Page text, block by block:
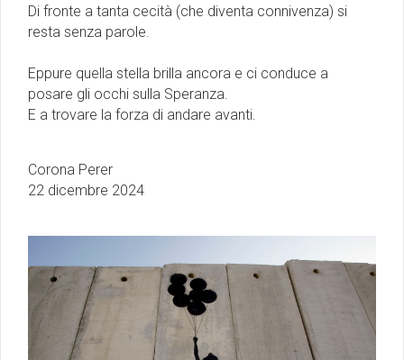
Di fronte a tanta cecità (che diventa connivenza) si
resta senza parole.
Eppure quella stella brilla ancora e ci conduce a
posare gli occhi sulla Speranza.
E a trovare la forza di andare avanti.
Corona Perer
22 dicembre 2024